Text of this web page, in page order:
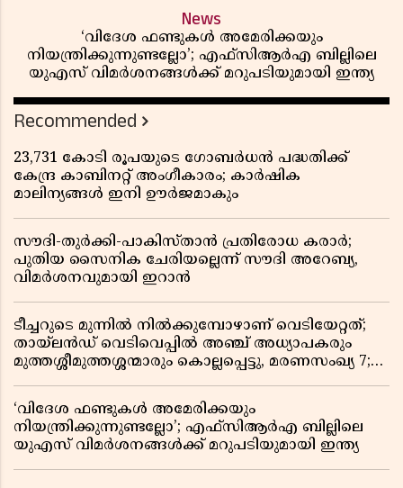
News
‘വിദേശ ഫണ്ടുകൾ അമേരിക്കയും
നിയന്ത്രിക്കുന്നുണ്ടല്ലോ’; എഫ്സിആർഎ ബില്ലിലെ
യുഎസ് വിമർശനങ്ങൾക്ക് മറുപടിയുമായി ഇന്ത്യ
Recommended
23,731 കോടി രൂപയുടെ ഗോബർധൻ പദ്ധതിക്ക്
കേന്ദ്ര കാബിനറ്റ് അംഗീകാരം; കാർഷിക
മാലിന്യങ്ങൾ ഇനി ഊർജമാകും
സൗദി-തുർക്കി-പാകിസ്താൻ പ്രതിരോധ കരാർ;
പുതിയ സൈനിക ചേരിയല്ലെന്ന് സൗദി അറേബ്യ,
വിമർശനവുമായി ഇറാൻ
ടീച്ചറുടെ മുന്നിൽ നിൽക്കുമ്പോഴാണ് വെടിയേറ്റത്;
തായ്‌ലൻഡ് വെടിവെപ്പിൽ അഞ്ച് അധ്യാപകരും
മുത്തശ്ശീമുത്തശ്ശന്മാരും കൊല്ലപ്പെട്ടു, മരണസംഖ്യ 7;
‘വിദേശ ഫണ്ടുകൾ അമേരിക്കയും
നിയന്ത്രിക്കുന്നുണ്ടല്ലോ’; എഫ്സിആർഎ ബില്ലിലെ
യുഎസ് വിമർശനങ്ങൾക്ക് മറുപടിയുമായി ഇന്ത്യ